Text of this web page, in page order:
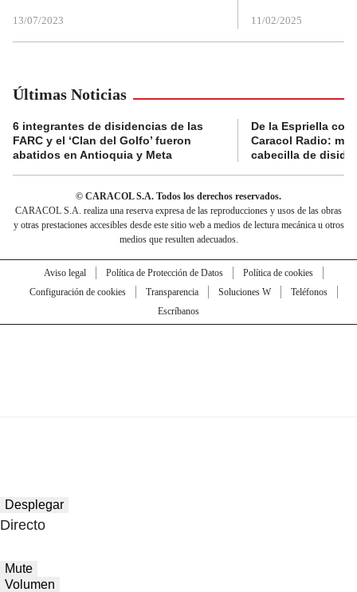
13/07/2023 11/02/2025
Últimas Noticias
6 integrantes de disidencias de las
FARC y el ‘Clan del Golfo’ fueron
abatidos en Antioquia y Meta
De la Espriella
Caracol Radio:
cabecilla de
© CARACOL S.A. Todos los derechos reservados.
CARACOL S.A. realiza una reserva expresa de las reproducciones y usos de las obras
y otras prestaciones accesibles desde este sitio web a medios de lectura mecánica u otros
medios que resulten adecuados.
Aviso legal Política de Protección de Datos
Política de cookies
Configuración de cookies
Transparencia Soluciones W
Teléfonos
Escríbanos
Desplegar
Directo
Mute
Volumen